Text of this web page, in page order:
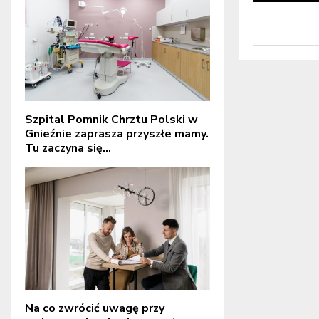
Szpital Pomnik Chrztu Polski w
Gnieźnie zaprasza przyszłe mamy.
Tu zaczyna się...
Na co zwrócić uwagę przy